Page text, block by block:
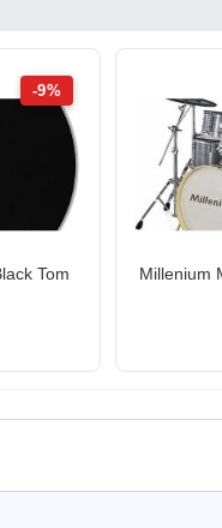
-9%
Tom Millenium